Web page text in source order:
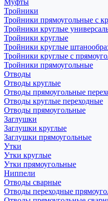
Муфты
Тройники
Тройники прямоугольные с
Тройники круглые
Тройники круглые
Тройники круглые
Тройники круглые с
Тройники прямоугольные
Отводы
Отводы круглые
Отводы прямоугольные
Отводы круглые переходные
Отводы прямоугольные
Заглушки
Заглушки круглые
Заглушки прямоугольные
Утки
Утки круглые
Утки прямоугольные
Ниппели
Отводы сварные
Отводы переходные